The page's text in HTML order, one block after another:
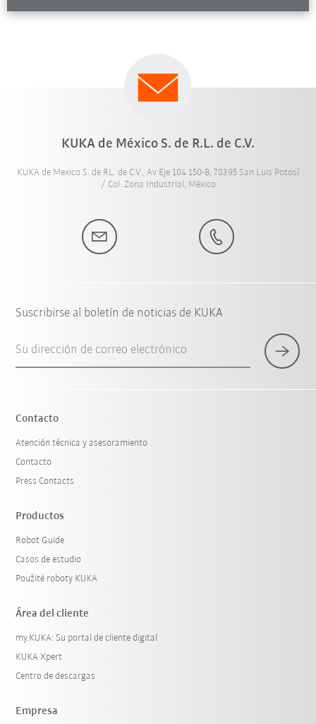
KUKA de México S. de R.L. de C.V.
KUKA de Mexico S. de RL. de C.V., Av Eje 104 150-B, 78395 San Luis Potosí
/ Col. Zona Industrial, México
Suscribirse al boletín de noticias de KUKA
Su dirección de correo electrónico
Contacto
Atención técnica y asesoramiento
Contacto
Press Contacts
Productos
Robot Guide
Casos de estudio
Použité roboty KUKA
Área del cliente
my.KUKA: Su portal de cliente digital
KUKA Xpert
Centro de descargas
Empresa